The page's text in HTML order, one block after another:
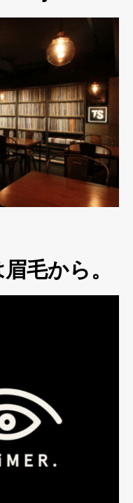
毛から。